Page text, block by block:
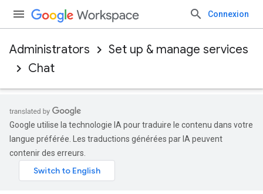
Connexion
Administrators
Set up & manage services
Chat
Google utilise la technologie IA pour traduire le contenu dans votre
langue préférée. Les traductions générées par IA peuvent
contenir des erreurs.